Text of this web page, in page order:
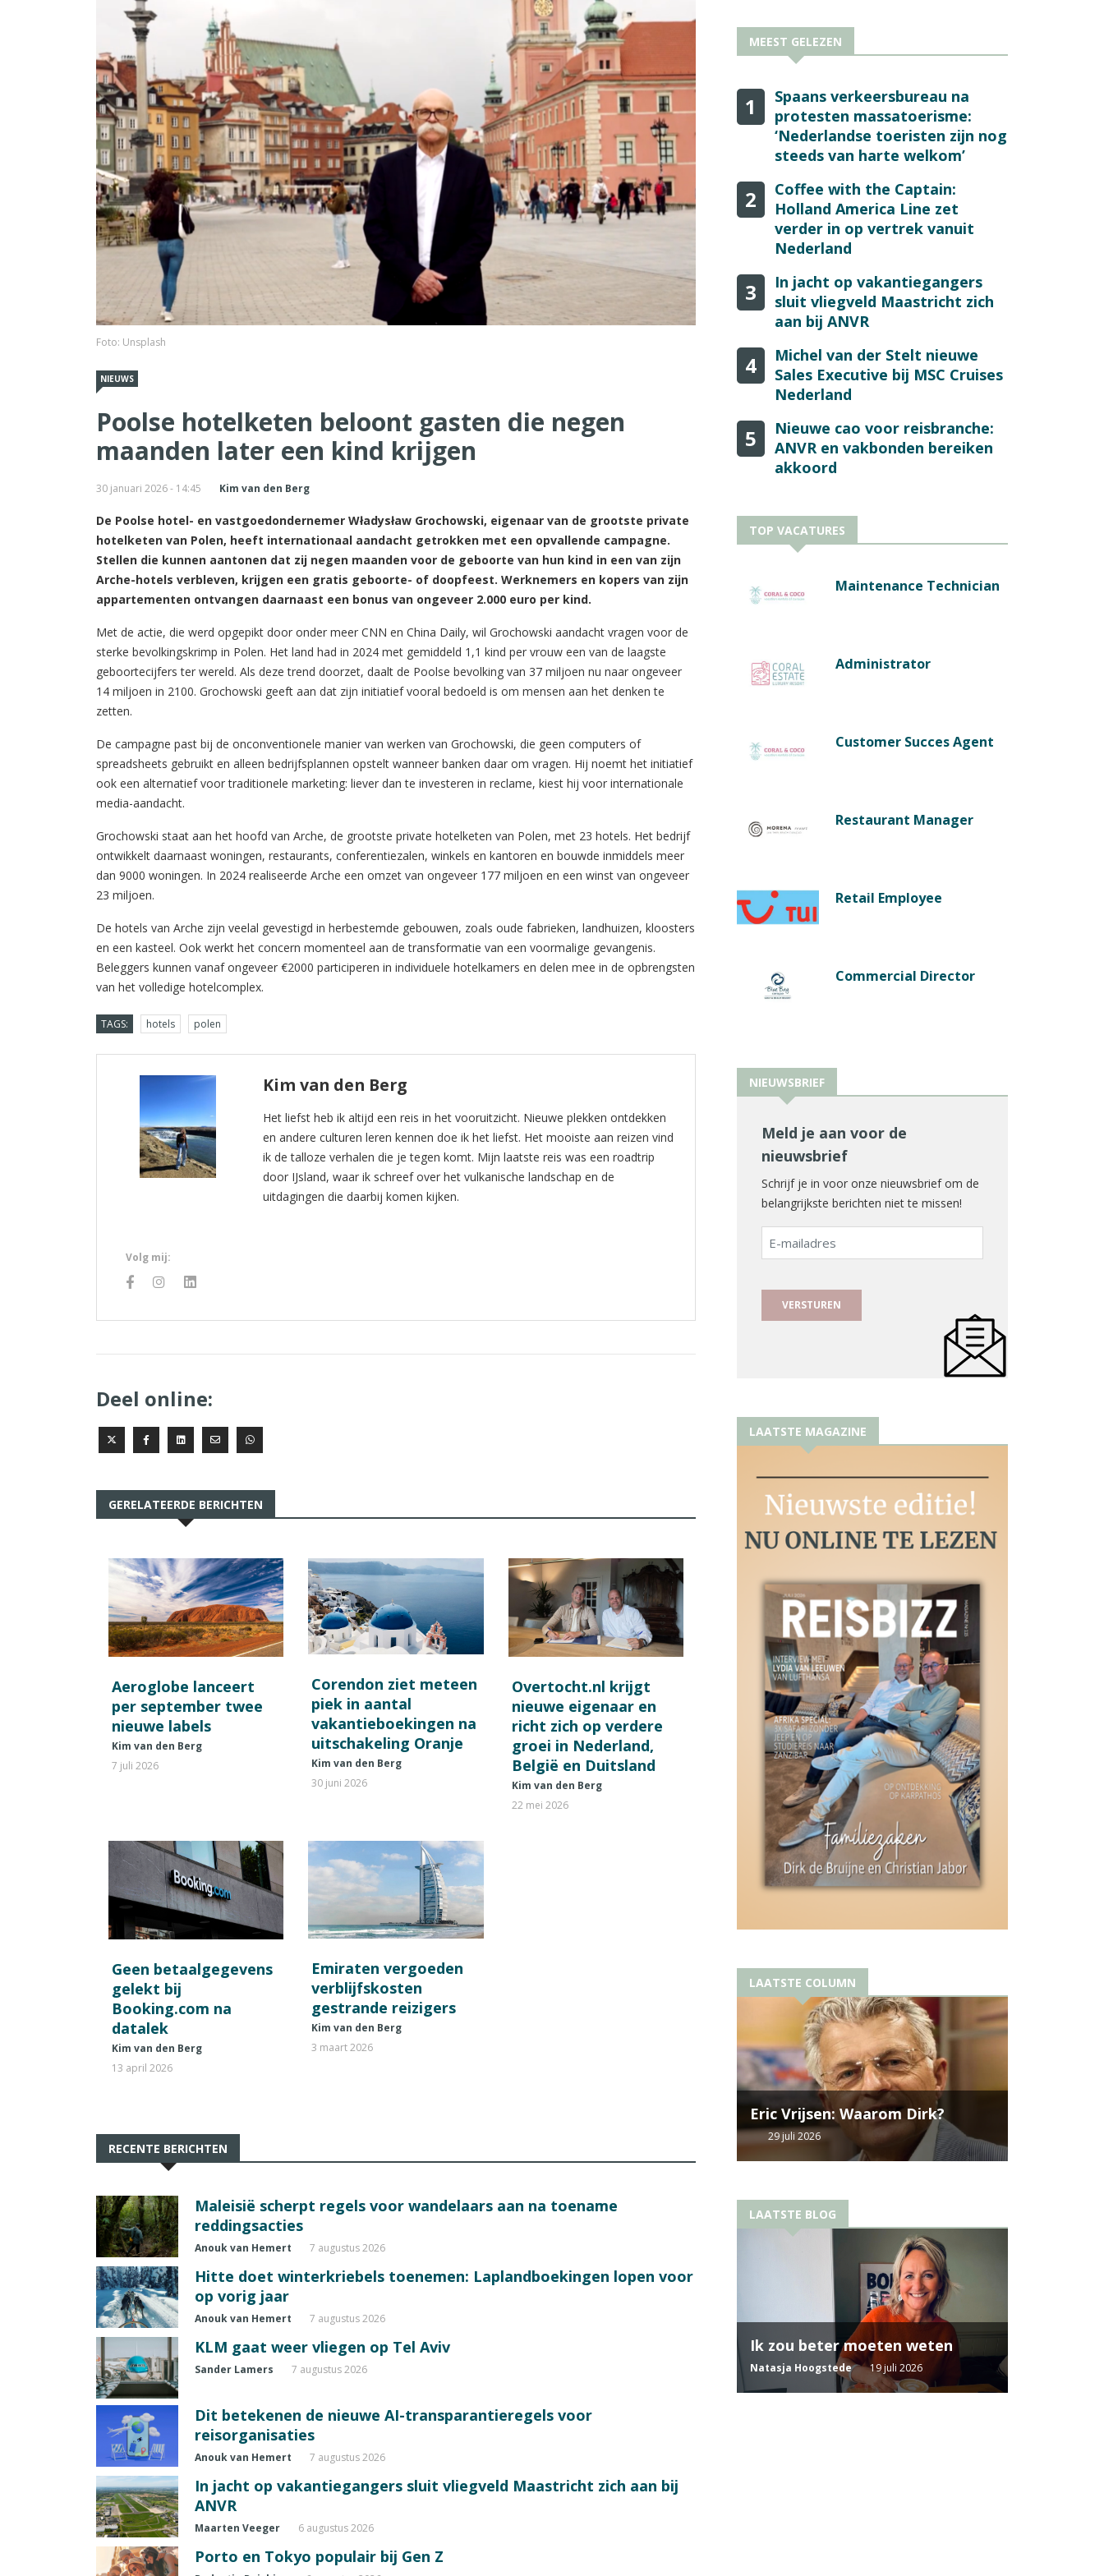
Foto: Unsplash
NIEUWS
Poolse hotelketen beloont gasten die negen
maanden later een kind krijgen
30 januari 2026 - 14:45 Kim van den Berg
De Poolse hotel- en vastgoedondernemer Władysław Grochowski, eigenaar van de grootste private
hotelketen van Polen, heeft internationaal aandacht getrokken met een opvallende campagne.
Stellen die kunnen aantonen dat zij negen maanden voor de geboorte van hun kind in een van zijn
Arche-hotels verbleven, krijgen een gratis geboorte- of doopfeest. Werknemers en kopers van zijn
appartementen ontvangen daarnaast een bonus van ongeveer 2.000 euro per kind.
Met de actie, die werd opgepikt door onder meer CNN en China Daily, wil Grochowski aandacht vragen voor de
sterke bevolkingskrimp in Polen. Het land had in 2024 met gemiddeld 1,1 kind per vrouw een van de laagste
geboortecijfers ter wereld. Als deze trend doorzet, daalt de Poolse bevolking van 37 miljoen nu naar ongeveer
14 miljoen in 2100. Grochowski geeft aan dat zijn initiatief vooral bedoeld is om mensen aan het denken te
zetten.
De campagne past bij de onconventionele manier van werken van Grochowski, die geen computers of
spreadsheets gebruikt en alleen bedrijfsplannen opstelt wanneer banken daar om vragen. Hij noemt het initiatief
ook een alternatief voor traditionele marketing: liever dan te investeren in reclame, kiest hij voor internationale
media-aandacht.
Grochowski staat aan het hoofd van Arche, de grootste private hotelketen van Polen, met 23 hotels. Het bedrijf
ontwikkelt daarnaast woningen, restaurants, conferentiezalen, winkels en kantoren en bouwde inmiddels meer
dan 9000 woningen. In 2024 realiseerde Arche een omzet van ongeveer 177 miljoen en een winst van ongeveer
23 miljoen.
De hotels van Arche zijn veelal gevestigd in herbestemde gebouwen, zoals oude fabrieken, landhuizen, kloosters
en een kasteel. Ook werkt het concern momenteel aan de transformatie van een voormalige gevangenis.
Beleggers kunnen vanaf ongeveer €2000 participeren in individuele hotelkamers en delen mee in de opbrengsten
van het volledige hotelcomplex.
TAGS: hotels polen
Kim van den Berg
Het liefst heb ik altijd een reis in het vooruitzicht. Nieuwe plekken ontdekken
en andere culturen leren kennen doe ik het liefst. Het mooiste aan reizen vind
ik de talloze verhalen die je tegen komt. Mijn laatste reis was een roadtrip
door IJsland, waar ik schreef over het vulkanische landschap en de
uitdagingen die daarbij komen kijken.
Volg mij:
Deel online:
GERELATEERDE BERICHTEN
Aeroglobe lanceert
per september twee
nieuwe labels
Kim van den Berg
7 juli 2026
Corendon ziet meteen
piek in aantal
vakantieboekingen na
uitschakeling Oranje
Kim van den Berg
30 juni 2026
Overtocht.nl krijgt
nieuwe eigenaar en
richt zich op verdere
groei in Nederland,
België en Duitsland
Kim van den Berg
22 mei 2026
Geen betaalgegevens
gelekt bij
Booking.com na
datalek
Kim van den Berg
13 april 2026
Emiraten vergoeden
verblijfskosten
gestrande reizigers
Kim van den Berg
3 maart 2026
RECENTE BERICHTEN
Maleisië scherpt regels voor wandelaars aan na toename
reddingsacties
Anouk van Hemert 7 augustus 2026
Hitte doet winterkriebels toenemen: Laplandboekingen lopen voor
op vorig jaar
Anouk van Hemert 7 augustus 2026
KLM gaat weer vliegen op Tel Aviv
Sander Lamers 7 augustus 2026
Dit betekenen de nieuwe AI-transparantieregels voor
reisorganisaties
Anouk van Hemert 7 augustus 2026
In jacht op vakantiegangers sluit vliegveld Maastricht zich aan bij
ANVR
Maarten Veeger 6 augustus 2026
Porto en Tokyo populair bij Gen Z
MEEST GELEZEN
1
Spaans verkeersbureau na
protesten massatoerisme:
‘Nederlandse toeristen zijn nog
steeds van harte welkom’
2
Coffee with the Captain:
Holland America Line zet
verder in op vertrek vanuit
Nederland
3
In jacht op vakantiegangers
sluit vliegveld Maastricht zich
aan bij ANVR
4
Michel van der Stelt nieuwe
Sales Executive bij MSC Cruises
Nederland
5
Nieuwe cao voor reisbranche:
ANVR en vakbonden bereiken
akkoord
TOP VACATURES
Maintenance Technician
Administrator
Customer Succes Agent
Restaurant Manager
Retail Employee
Commercial Director
NIEUWSBRIEF
Meld je aan voor de
nieuwsbrief
Schrijf je in voor onze nieuwsbrief om de
belangrijkste berichten niet te missen!
E-
mailadres
LAATSTE MAGAZINE
LAATSTE COLUMN
Eric Vrijsen: Waarom Dirk?
29 juli 2026
LAATSTE BLOG
Ik zou beter moeten weten
Natasja Hoogstede 19 juli 2026